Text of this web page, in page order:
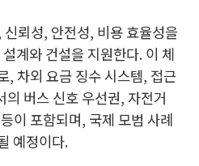
뢰성, 안전성, 비용 효율성을
계와 건설을 지원한다. 이 체
, 차외 요금 징수 시스템, 접근
버스 신호 우선권, 자전거
이 포함되며, 국제 모범 사례
예정이다.